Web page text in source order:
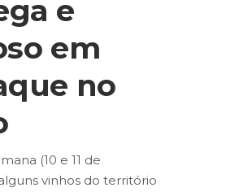
e
em
no
(10 e 11 de
vinhos do território